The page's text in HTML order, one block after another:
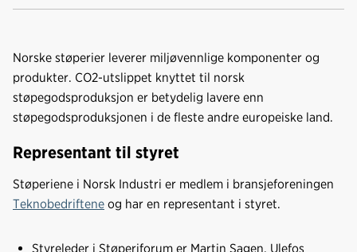
a
e
k
i
k
-
o
Norske støperier leverer miljøvennlige komponenter og
produkter. CO2-utslippet knyttet til norsk
støpegodsproduksjon er betydelig lavere enn
støpegodsproduksjonen i de fleste andre europeiske land.
Representant til styret
Støperiene i Norsk Industri er medlem i bransjeforeningen
Teknobedriftene og har en representant i styret.
Styreleder i Støperiforum er Martin Sagen, Ulefos